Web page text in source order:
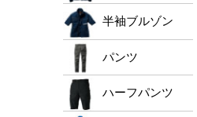
半袖ブルゾン
パンツ
ハーフパンツ